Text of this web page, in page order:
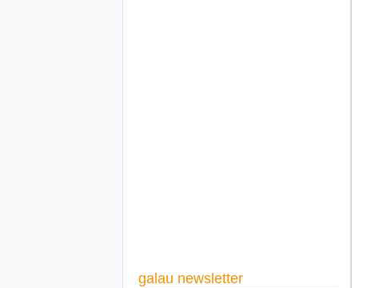
galau newsletter